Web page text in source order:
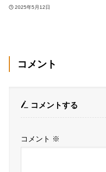
2025年5月12日
コメント
コメントする
コメント ※